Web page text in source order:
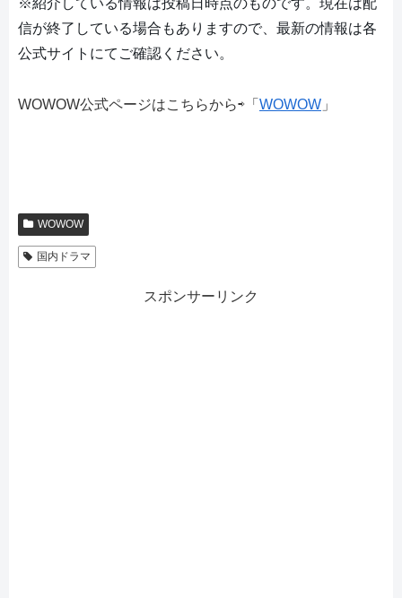
信が終了している場合もありますので、最新の情報は各
公式サイトにてご確認ください。
WOWOW公式ページはこちらから⇨「 WOWOW 」
WOWOW
国内ドラマ
スポンサーリンク